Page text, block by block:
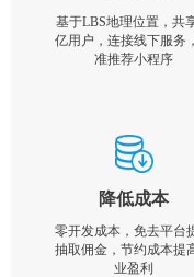
基于LBS地理位置，共
亿用户，连接线下服务
准推荐小程序
降低成本
零开发成本，免去平台
抽取佣金，节约成本提
业盈利